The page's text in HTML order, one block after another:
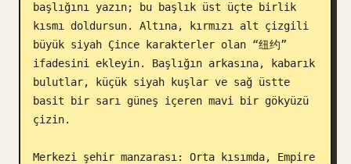
başlığını yazın; bu başlık üst üçte birlik
kısmı doldursun. Altına, kırmızı alt çizgili
büyük siyah Çince karakterler olan “纽约”
ifadesini ekleyin. Başlığın arkasına, kabarık
bulutlar, küçük siyah kuşlar ve sağ üstte
basit bir sarı güneş içeren mavi bir gökyüzü
çizin.
Merkezi şehir manzarası: Orta kısımda, Empire